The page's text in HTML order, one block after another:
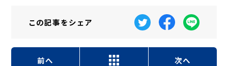
この記事をシェア
前へ 次へ